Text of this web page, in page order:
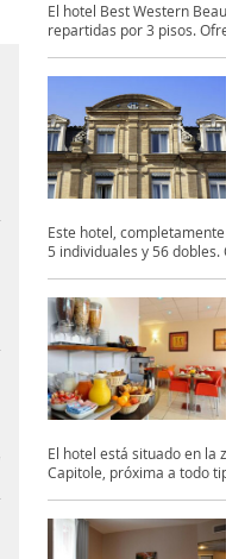
El hotel Best Western
repartidas por 3 pisos.
Este hotel,
5 individuales y 56 dobles.
El hotel está situado en la
Capitole, próxima a todo